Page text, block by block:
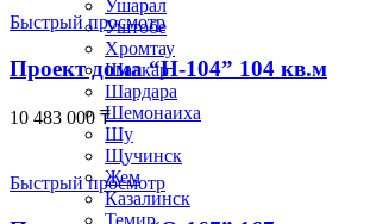
Ушарал
Уштобе
Хромтау
Шалкар
Шардара
Шемонаиха
Шу
Щучинск
Жем
Казалинск
Темир
Быстрый просмотр
Проект дома “Н-104” 104 кв.м
10 483 000 ₸
Быстрый просмотр